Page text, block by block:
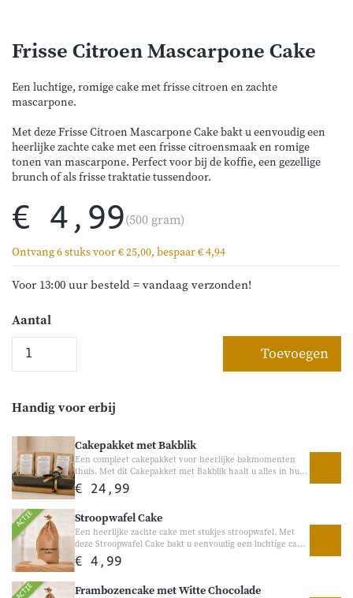
Frisse Citroen Mascarpone Cake
Een luchtige, romige cake met frisse citroen en zachte
mascarpone.
Met deze Frisse Citroen Mascarpone Cake bakt u eenvoudig een
heerlijke zachte cake met een frisse citroensmaak en romige
tonen van mascarpone. Perfect voor bij de koffie, een gezellige
brunch of als frisse traktatie tussendoor.
€ 4,99(500 gram)
Ontvang 6 stuks voor € 25,00, bespaar € 4,94
Voor 13:00 uur besteld = vandaag verzonden!
Aantal
Toevoegen
Handig voor erbij
Cakepakket met Bakblik
Een compleet cakepakket voor heerlijke bakmomenten
thuis. Met dit Cakepakket met Bakblik haalt u alles in huis
om direct aan de slag te gaan. Het pakket bevat drie
heerlijke cakemixen én een stevige Zenker cakevorm van
gezellig mee te bakken.
€ 24,99
ACTIE Stroopwafel Cake
Een heerlijke zachte cake met stukjes stroopwafel. Met
deze Stroopwafel Cake bakt u eenvoudig een luchtige cake
met de heerlijke smaak van stroopwafel en knapperige
stukjes door het beslag. Perfect voor bij de koffie, visite of
€ 4,99
ACTIE Frambozencake met Witte Chocolade